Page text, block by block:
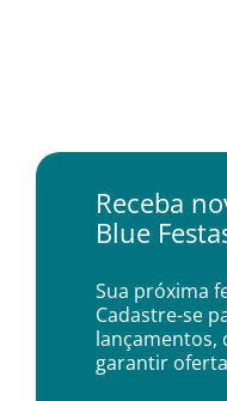
Receba
Blue
Sua próxima
Cadastre-se
lançamentos,
garantir